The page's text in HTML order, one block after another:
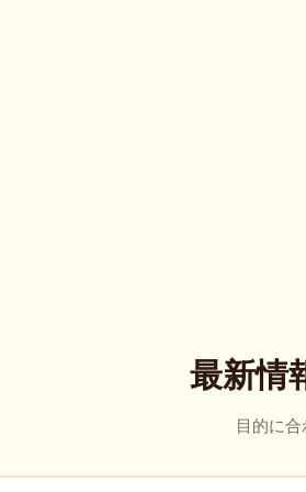
最新情
目的に合